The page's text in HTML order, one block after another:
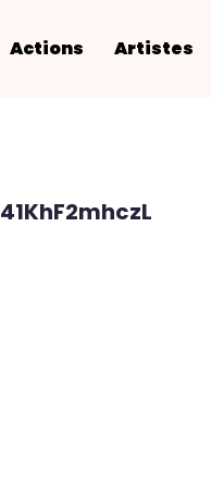
Actions Artistes
41KhF2mhczL